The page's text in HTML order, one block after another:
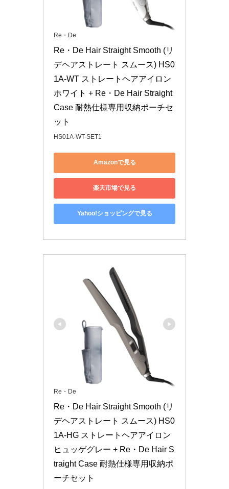
Re・De
Re・De Hair Straight Smooth (リ
デヘアストレート スムース) HS0
1A-WT ストレートヘアアイロン
ホワイト + Re・De Hair Straight
Case 耐熱仕様専用収納ポーチセ
ット
HS01A-WT-SET1
Amazonで見る
楽天市場で見る
Yahoo!ショッピングで見る
Re・De
Re・De Hair Straight Smooth (リ
デヘアストレート スムース) HS0
1A-HG ストレートヘアアイロン
ヒュッゲグレー + Re・De Hair S
traight Case 耐熱仕様専用収納ポ
ーチセット